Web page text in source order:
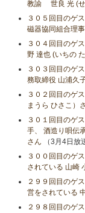
教諭 世良 光 (
３０５回目のゲ
磁器協同組合理
３０４回目のゲ
野 達也 (いちの
３０３回目のゲ
務取締役 山浦久
３０２回目のゲ
まうら ひさこ）
３０１回目のゲ
手、 酒造り唄伝
さん （3月4日放
３００回目のゲ
されている 山崎
２９９回目のゲ
営をされている
２９８回目のゲ